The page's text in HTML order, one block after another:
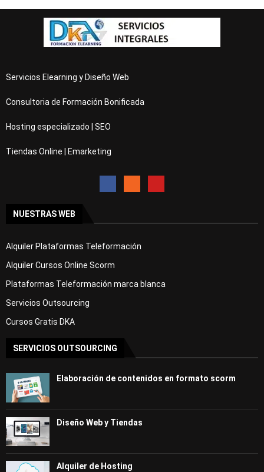
Servicios Elearning y Diseño Web
Consultoria de Formación Bonificada
Hosting especializado | SEO
Tiendas Online | Emarketing
NUESTRAS WEB
Alquiler Plataformas Teleformación
Alquiler Cursos Online Scorm
Plataformas Teleformación marca blanca
Servicios Outsourcing
Cursos Gratis DKA
SERVICIOS OUTSOURCING
Elaboración de contenidos en formato scorm
Diseño Web y Tiendas
Alquiler de Hosting